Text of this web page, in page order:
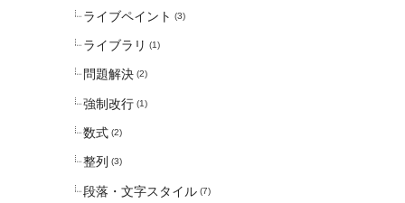
ライブペイント (3)
ライブラリ (1)
問題解決 (2)
強制改行 (1)
数式 (2)
整列 (3)
段落・文字スタイル (7)